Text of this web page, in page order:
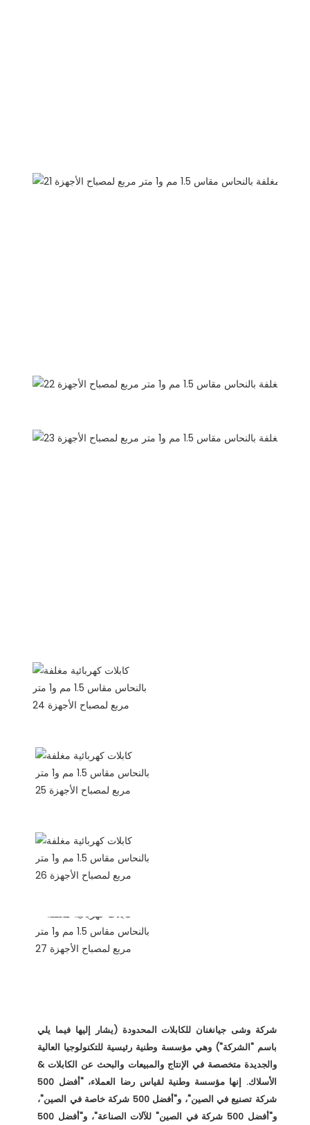
شركة وشى جيانغنان للكابلات المحدودة (يشار إليها فيما يلي
والجديدة متخصصة في الإنتاج والمبيعات والبحث عن الكابلات &
الأسلاك. إنها مؤسسة وطنية لقياس رضا العملاء، "أفضل 500
و"أفضل 500 شركة في الصين" للآلات الصناعة"، و"أفضل 500